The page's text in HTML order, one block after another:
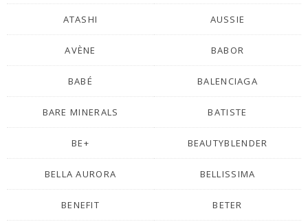
ATASHI AUSSIE
AVÈNE BABOR
BABÉ BALENCIAGA
BARE MINERALS BATISTE
BE+ BEAUTYBLENDER
BELLA AURORA BELLISSIMA
BENEFIT BETER